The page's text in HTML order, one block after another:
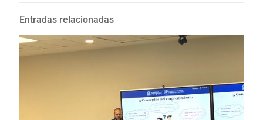
Entradas relacionadas